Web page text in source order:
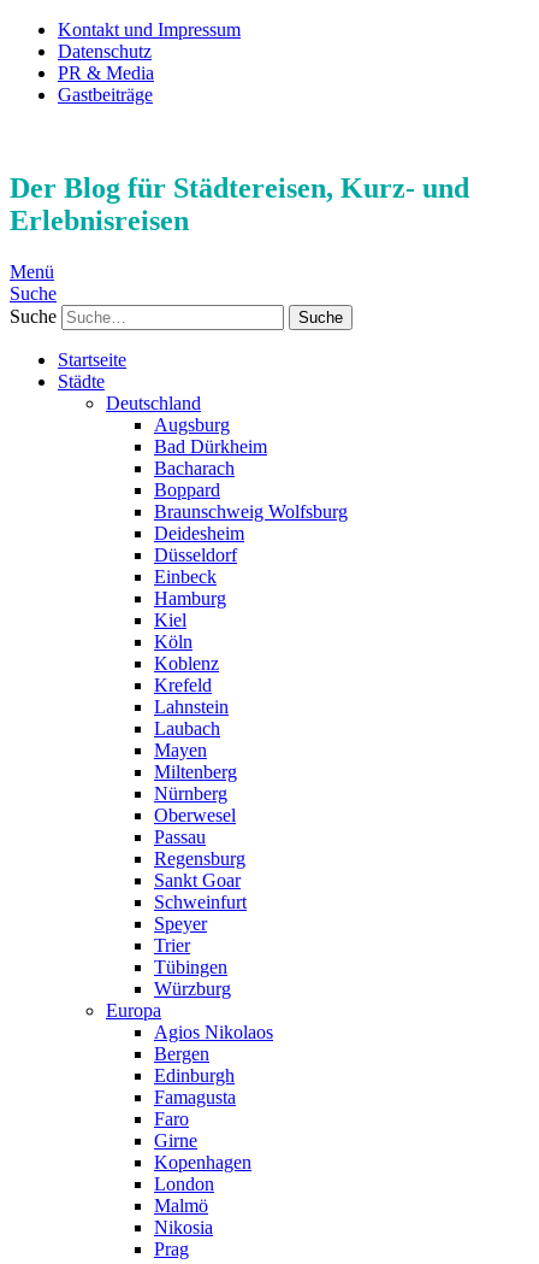
Kontakt und Impressum
Datenschutz
PR & Media
Gastbeiträge
Der Blog für Städtereisen, Kurz- und
Erlebnisreisen
Menü
Suche
Suche
Startseite
Städte
Deutschland
Augsburg
Bad Dürkheim
Bacharach
Boppard
Braunschweig Wolfsburg
Deidesheim
Düsseldorf
Einbeck
Hamburg
Kiel
Köln
Koblenz
Krefeld
Lahnstein
Laubach
Mayen
Miltenberg
Nürnberg
Oberwesel
Passau
Regensburg
Sankt Goar
Schweinfurt
Speyer
Trier
Tübingen
Würzburg
Europa
Agios Nikolaos
Bergen
Edinburgh
Famagusta
Faro
Girne
Kopenhagen
London
Malmö
Nikosia
Prag